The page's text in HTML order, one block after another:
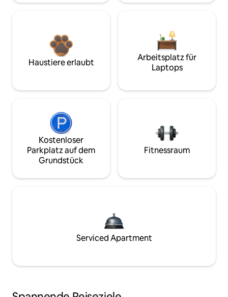
Haustiere erlaubt
Arbeitsplatz für
Laptops
Kostenloser
Parkplatz auf dem
Grundstück
Fitnessraum
Serviced Apartment